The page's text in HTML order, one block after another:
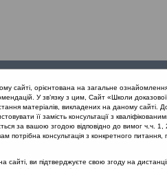
заходи
отит з позицій Icpc-2. Львів
сайті, орієнтована на загальне
У зв’язку з цим, Сайт «Школи
матеріалів, викладених на даному
її замість консультації з
за вашою згодою відповідно до вимог ч.ч. 1,
консультація з конкретного питання,
ви підтверджуєте свою згоду на